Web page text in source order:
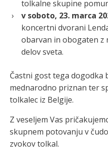
tolkalne skupine
v soboto, 23. marca
koncertni dvorani
obarvan in obogaten z
delov sveta.
Častni gost tega dogodka
mednarodno priznan ter
tolkalec iz Belgije.
Z veseljem Vas
skupnem potovanju v
zvokov tolkal.